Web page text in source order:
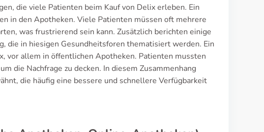
die viele Patienten beim Kauf von Delix erleben. Ein
in den Apotheken. Viele Patienten müssen oft mehrere
was frustrierend sein kann. Zusätzlich berichten einige
die in hiesigen Gesundheitsforen thematisiert werden. Ein
vor allem in öffentlichen Apotheken. Patienten mussten
die Nachfrage zu decken. In diesem Zusammenhang
die häufig eine bessere und schnellere Verfügbarkeit